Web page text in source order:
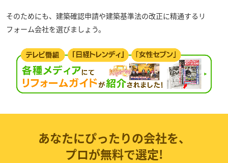
そのためにも、建築確認申請や建築基準法の改正に精通するリ
フォーム会社を選びましょう。
あなたにぴったりの会社を、
プロが無料で選定!